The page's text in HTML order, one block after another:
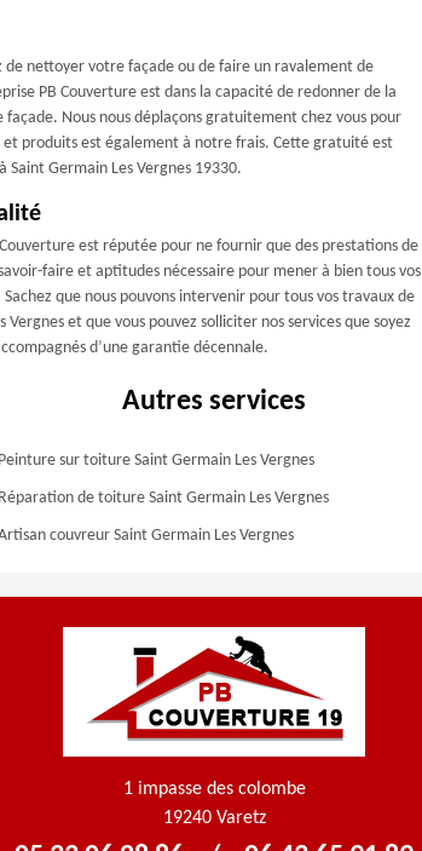
de nettoyer votre façade ou de faire un ravalement de
PB Couverture est dans la capacité de redonner de la
Nous nous déplaçons gratuitement chez vous pour
produits est également à notre frais. Cette gratuité est
Germain Les Vergnes 19330.
est réputée pour ne fournir que des prestations de
faire et aptitudes nécessaire pour mener à bien tous vos
que nous pouvons intervenir pour tous vos travaux de
et que vous pouvez solliciter nos services que soyez
d’une garantie décennale.
Autres services
Peinture sur toiture Saint Germain Les Vergnes
Réparation de toiture Saint Germain Les Vergnes
couvreur Saint Germain Les Vergnes
1 impasse des colombe
19240 Varetz